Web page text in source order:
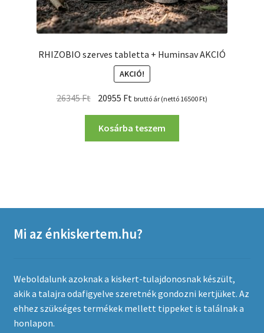
RHIZOBIO szerves tabletta + Huminsav AKCIÓ
AKCIÓ!
26345Ft Original
price
was:
26345 Ft.
20955 Ft Current
price
is:
20955 Ft.
bruttó ár (nettó 16500 Ft)
Kosárba teszem
Mi az énkiskertem.hu?
Weboldalunk azoknak a kiskert-tulajdonosnak készült,
akik a talajra odafigyelve szeretnék gondozni kertjüket. Az
ehhez szükséges termékek mellett tippeket is találnak a
honlapon.